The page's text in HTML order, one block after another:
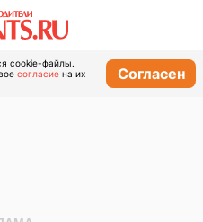
cookie-файлы.
согласие на их
Согласен